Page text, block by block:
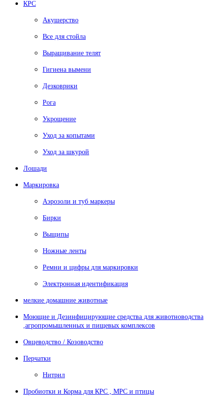
КРС
Акушерство
Все для стойла
Выращивание телят
Гигиена вымени
Дезковрики
Рога
Укрощение
Уход за копытами
Уход за шкурой
Лошади
Маркировка
Аэрозоли и туб маркеры
Бирки
Выщипы
Ножные ленты
Ремни и цифры для маркировки
Электронная идентификация
мелкие домашние животные
Моющие и Дезинфицирующие средства для животноводства
,агропромышленных и пищевых комплексов
Овцеводство / Козоводство
Перчатки
Нитрил
Пробиотки и Корма для КРС , МРС и птицы